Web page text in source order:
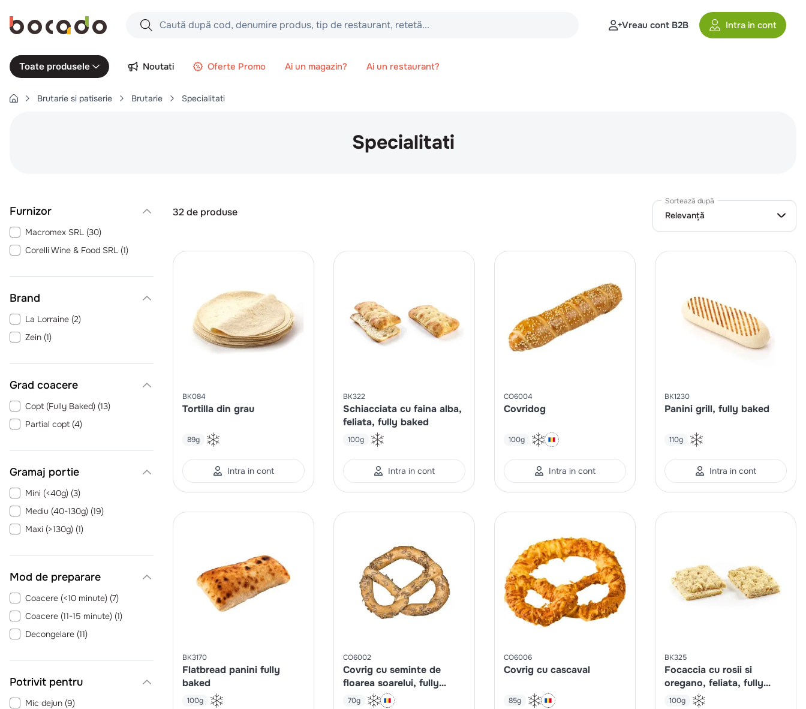
Caută după cod, denumire produs, tip de restaurant, retetă...
Căutări populare
ceafa
pizza
Vreau cont B2B Intra in cont
Toate produsele Noutati Oferte Promo Ai un magazin? Ai un restaurant?
Brutarie si patiserie Brutarie Specialitati
Specialitati
Macromex SRL (30)
Corelli Wine & Food SRL (1)
Brand
La Lorraine (2)
Zein (1)
Grad coacere
Copt (Fully Baked) (13)
Partial copt (4)
Gramaj portie
Mini (<40g) (3)
Mediu (40-130g) (19)
Maxi (>130g) (1)
Mod de preparare
Coacere (<10 minute) (7)
Coacere (11-15 minute) (1)
Decongelare (11)
Potrivit pentru
Mic dejun (9)
32de produse
Sortează după
Relevanță
BK084
Tortilla din grau
89g
Intra in cont
BK322
Schiacciata cu faina alba,
feliata, fully baked
100g
Intra in cont
CO6004
Covridog
100g
Intra in cont
BK1230
Panini grill, fully baked
110g
Intra in cont
BK3170
Flatbread panini fully
baked
100g
CO6002
Covrig cu seminte de
floarea soarelui, fully
baked
70g
CO6006
Covrig cu cascaval
85g
BK325
Focaccia cu rosii si
oregano, feliata, fully
baked
100g